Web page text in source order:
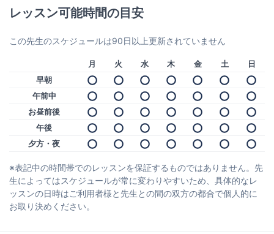
レッスン可能時間の目安
この先生のスケジュールは90日以上更新されていません
月 火 水 木 金 土
日
早朝
午前中
お昼前後
午後
夕方・夜
※表記中の時間帯でのレッスンを保証するものではありません。先
生によってはスケジュールが常に変わりやすいため、具体的なレ
ッスンの日時はご利用者様と先生との間の双方の都合で個人的に
お取り決めください。